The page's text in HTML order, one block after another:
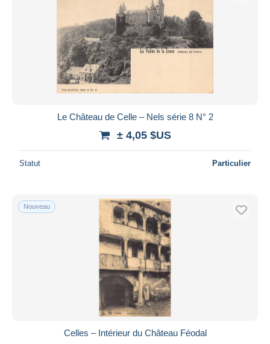
Le Château de Celle – Nels série 8 N° 2
± 4,05 $US
Statut Particulier
Nouveau
Celles – Intérieur du Château Féodal